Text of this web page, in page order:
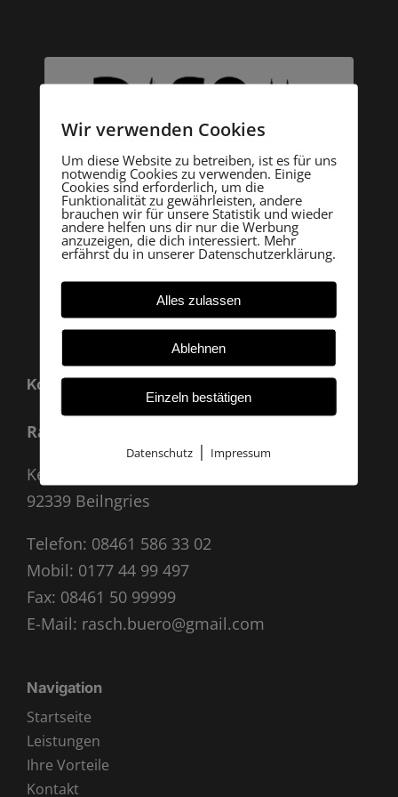
Kontakt
Rasch Archäologie
Kevenhüll A 33
92339 Beilngries
Telefon: 08461 586 33 02
Mobil: 0177 44 99 497
Fax: 08461 50 99999
E-Mail: rasch.buero@gmail.com
Navigation
Startseite
Leistungen
Ihre Vorteile
Kontakt
Wir verwenden Cookies
Um diese Website zu betreiben, ist es für uns
notwendig Cookies zu verwenden. Einige
Cookies sind erforderlich, um die
Funktionalität zu gewährleisten, andere
brauchen wir für unsere Statistik und wieder
andere helfen uns dir nur die Werbung
anzuzeigen, die dich interessiert. Mehr
erfährst du in unserer Datenschutzerklärung.
Alles zulassen
Ablehnen
Einzeln bestätigen
Datenschutz | Impressum